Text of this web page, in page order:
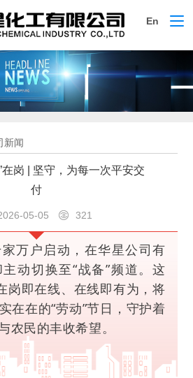
切
航
En
新闻
在岗 | 坚守，为每一次平安交
付
05-05 321
万户启动，在华星公司有
动切换至“战备”频道。这
岗即在线、在线即有为，将
在在的“劳动”节日，守护着
农民的丰收希望。